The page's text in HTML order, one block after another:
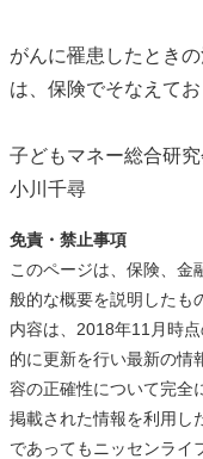
がんに罹患したとき
は、保険でそなえてお
子どもマネー総合研究
小川千尋
免責・禁止事項
このページは、保険、金
般的な概要を説明したも
内容は、2018年11月時
的に更新を行い最新の情
容の正確性について完全
掲載された情報を利用し
であってもニッセンライ